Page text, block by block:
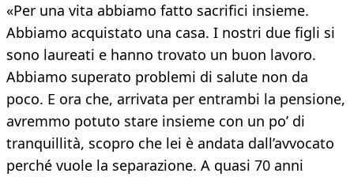
«Per una vita abbiamo fatto sacrifici insieme.
Abbiamo acquistato una casa. I nostri due figli si
sono laureati e hanno trovato un buon lavoro.
Abbiamo superato problemi di salute non da
poco. E ora che, arrivata per entrambi la pensione,
avremmo potuto stare insieme con un po’ di
tranquillità, scopro che lei è andata dall’avvocato
perché vuole la separazione. A quasi 70 anni